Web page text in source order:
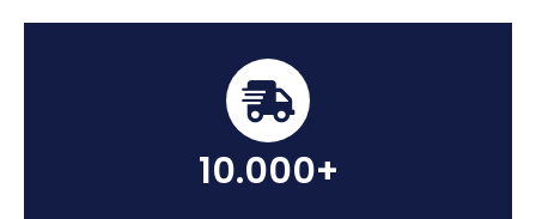
10.000+